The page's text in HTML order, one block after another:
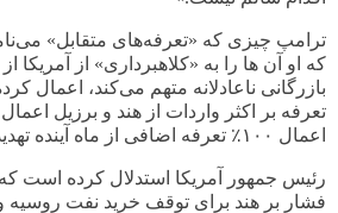
ترامپ چیزی که «تعرفه‌های متقابل»
که او آن ها را به «کلاهبرداری» از آمریکا
بازرگانی ناعادلانه متهم می‌کند، اعمال
تعرفه بر اکثر واردات از هند و برزیل
اعمال ۱۰۰٪ تعرفه اضافی از ماه آینده
رئیس جمهور آمریکا استدلال کرده است
فشار بر هند برای توقف خرید نفت روسیه